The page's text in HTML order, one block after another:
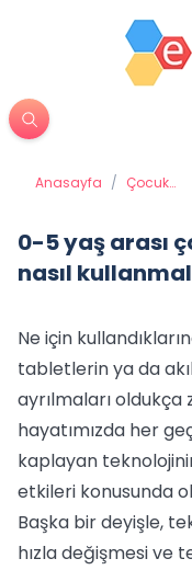
Anasayfa / Çocuk
0-5 yaş arası
nasıl
Ne için
tabletlerin ya da
ayrılmaları
hayatımızda her
kaplayan
etkileri konusunda
Başka bir deyişle,
hızla değişmesi ve